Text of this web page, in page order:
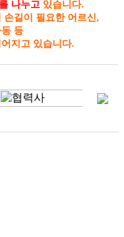
나누고 있습니다.
손길이 필요한 어르신,
등
지고 있습니다.